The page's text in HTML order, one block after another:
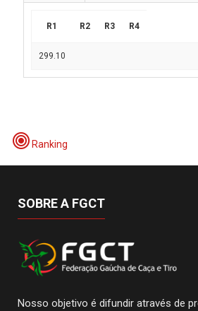
R1 R2 R3 R4
299.10
Ranking
SOBRE A FGCT
Nosso objetivo é difundir através de